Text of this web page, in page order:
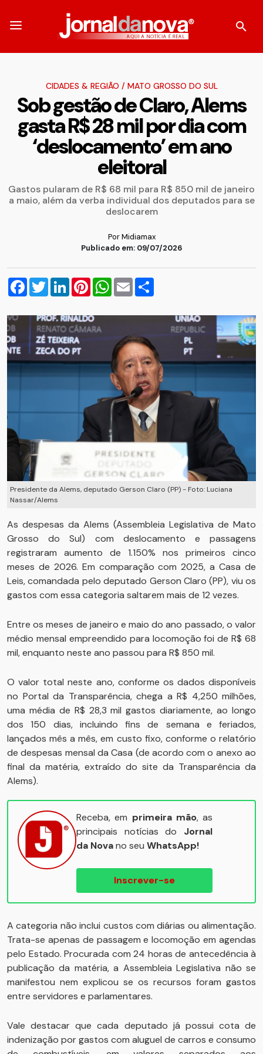
CIDADES & REGIÃO / MATO GROSSO DO SUL
Sob gestão de Claro, Alems
gasta R$ 28 mil por dia com
‘deslocamento’ em ano
eleitoral
Gastos pularam de R$ 68 mil para R$ 850 mil de janeiro
a maio, além da verba individual dos deputados para se
deslocarem
Por Midiamax
Publicado em: 09/07/2026
Facebook
TwitterLinkedInPinterestWhatsApp
Email
Presidente da Alems, deputado Gerson Claro (PP) - Foto: Luciana
Nassar/Alems
As despesas da Alems (Assembleia Legislativa de Mato
Grosso do Sul) com deslocamento e passagens
registraram aumento de 1.150% nos primeiros cinco
meses de 2026. Em comparação com 2025, a Casa de
Leis, comandada pelo deputado Gerson Claro (PP), viu os
gastos com essa categoria saltarem mais de 12 vezes.
Entre os meses de janeiro e maio do ano passado, o valor
médio mensal empreendido para locomoção foi de R$ 68
mil, enquanto neste ano passou para R$ 850 mil.
O valor total neste ano, conforme os dados disponíveis
no Portal da Transparência, chega a R$ 4,250 milhões,
uma média de R$ 28,3 mil gastos diariamente, ao longo
dos 150 dias, incluindo fins de semana e feriados,
lançados mês a mês, em custo fixo, conforme o relatório
de despesas mensal da Casa (de acordo com o anexo ao
final da matéria, extraído do site da Transparência da
Alems).
Receba, em primeira mão, as
principais notícias do Jornal
da Novano seu WhatsApp!
Inscrever-se
A categoria não inclui custos com diárias ou alimentação.
Trata-se apenas de passagem e locomoção em agendas
pelo Estado. Procurada com 24 horas de antecedência à
publicação da matéria, a Assembleia Legislativa não se
manifestou nem explicou se os recursos foram gastos
entre servidores e parlamentares.
Vale destacar que cada deputado já possui cota de
indenização por gastos com aluguel de carros e consumo